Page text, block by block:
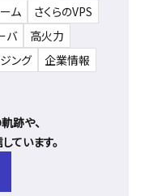
ム
さくらのVPS
バ
高火力
ング 企業情報
跡や、
ています。